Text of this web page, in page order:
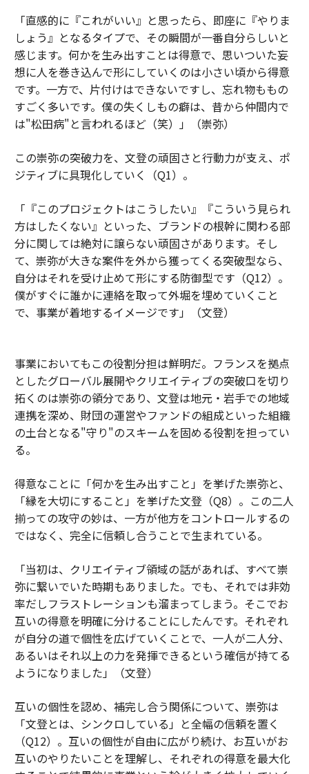
「直感的に『これがいい』と思ったら、即座に『やりま
しょう』となるタイプで、その瞬間が一番自分らしいと
感じます。何かを生み出すことは得意で、思いついた妄
想に人を巻き込んで形にしていくのは小さい頃から得意
です。一方で、片付けはできないですし、忘れ物ももの
すごく多いです。僕の失くしもの癖は、昔から仲間内で
は"松田病"と言われるほど（笑）」（崇弥）
この崇弥の突破力を、文登の頑固さと行動力が支え、ポ
ジティブに具現化していく（Q1）。
「『このプロジェクトはこうしたい』『こういう見られ
方はしたくない』といった、ブランドの根幹に関わる部
分に関しては絶対に譲らない頑固さがあります。そし
て、崇弥が大きな案件を外から獲ってくる突破型なら、
自分はそれを受け止めて形にする防御型です（Q12）。
僕がすぐに誰かに連絡を取って外堀を埋めていくこと
で、事業が着地するイメージです」（文登）
事業においてもこの役割分担は鮮明だ。フランスを拠点
としたグローバル展開やクリエイティブの突破口を切り
拓くのは崇弥の領分であり、文登は地元・岩手での地域
連携を深め、財団の運営やファンドの組成といった組織
の土台となる"守り"のスキームを固める役割を担ってい
る。
得意なことに「何かを生み出すこと」を挙げた崇弥と、
「縁を大切にすること」を挙げた文登（Q8）。この二人
揃っての攻守の妙は、一方が他方をコントロールするの
ではなく、完全に信頼し合うことで生まれている。
「当初は、クリエイティブ領域の話があれば、すべて崇
弥に繋いでいた時期もありました。でも、それでは非効
率だしフラストレーションも溜まってしまう。そこでお
互いの得意を明確に分けることにしたんです。それぞれ
が自分の道で個性を広げていくことで、一人が二人分、
あるいはそれ以上の力を発揮できるという確信が持てる
ようになりました」（文登）
互いの個性を認め、補完し合う関係について、崇弥は
「文登とは、シンクロしている」と全幅の信頼を置く
（Q12）。互いの個性が自由に広がり続け、お互いがお
互いのやりたいことを理解し、それぞれの得意を最大化